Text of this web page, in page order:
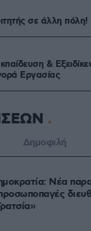
σε άλλη πόλη!
&
Eργασίας
Δημοφιλή
Νέα